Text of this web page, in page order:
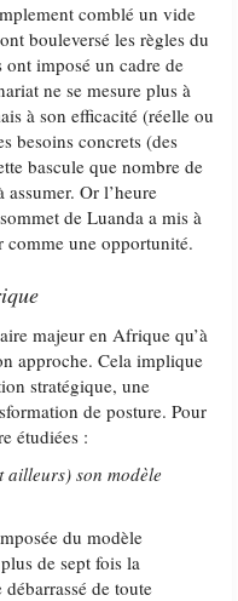
comblé un vide
bouleversé les règles du
imposé un cadre de
ne se mesure plus à
à son efficacité (réelle ou
besoins concrets (des
bascule que nombre de
assumer. Or l’heure
de Luanda a mis à
comme une opportunité.
majeur en Afrique qu’à
approche. Cela implique
stratégique, une
de posture. Pour
étudiées :
ailleurs) son modèle
du modèle
de sept fois la
de toute